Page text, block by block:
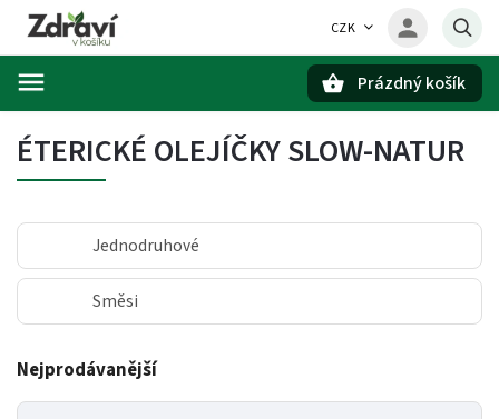
CZK
Prázdný košík
ÉTERICKÉ OLEJÍČKY SLOW-NATUR
Jednodruhové
Směsi
Nejprodávanější